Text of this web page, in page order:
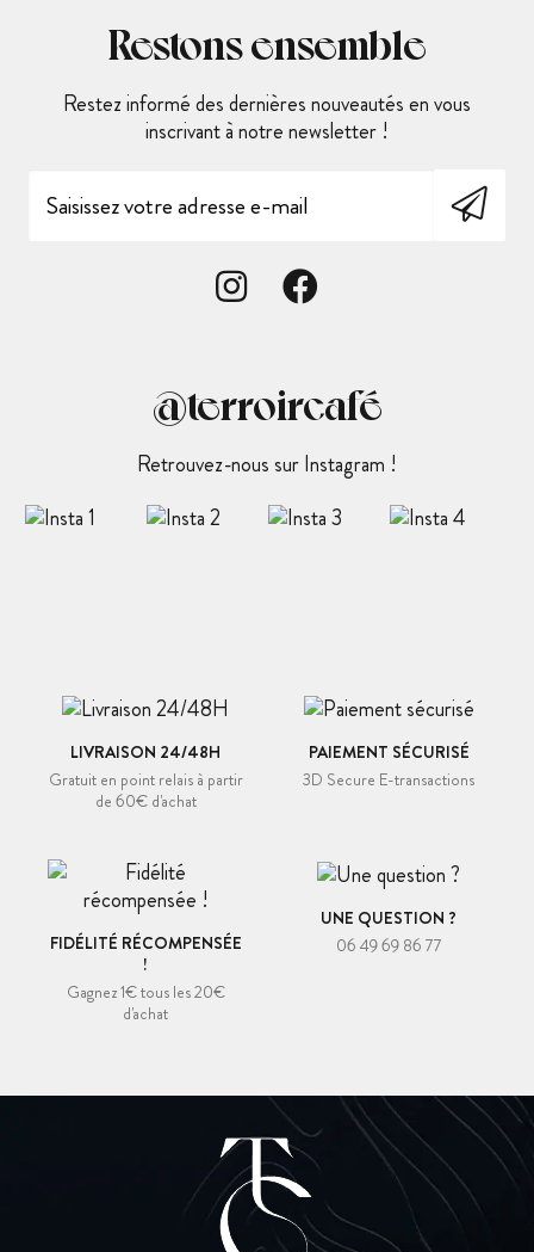
Restons ensemble
Restez informé des dernières nouveautés en vous
inscrivant à notre newsletter !
@terroircafé
Retrouvez-nous sur Instagram !
LIVRAISON 24/48H
Gratuit en point relais à partir
de 60€ d'achat
PAIEMENT SÉCURISÉ
3D Secure E-transactions
FIDÉLITÉ RÉCOMPENSÉE
!
Gagnez 1€ tous les 20€
d'achat
UNE QUESTION ?
06 49 69 86 77